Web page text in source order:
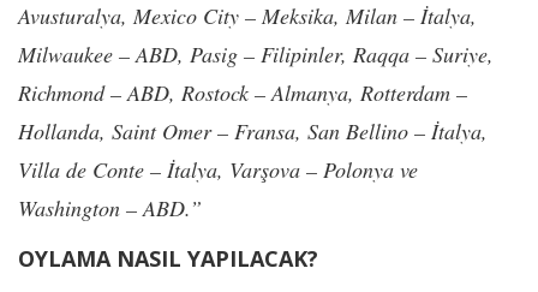
Avusturalya, Mexico City – Meksika, Milan – İtalya,
Milwaukee – ABD, Pasig – Filipinler, Raqqa – Suriye,
Richmond – ABD, Rostock – Almanya, Rotterdam –
Hollanda, Saint Omer – Fransa, San Bellino – İtalya,
Villa de Conte – İtalya, Varşova – Polonya ve
Washington – ABD.”
OYLAMA NASIL YAPILACAK?